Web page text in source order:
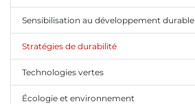
Sensibilisation au développement durable
Stratégies de durabilité
Technologies vertes
Écologie et environnement